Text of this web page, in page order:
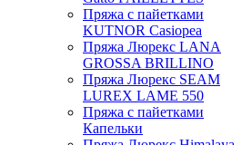
Пряжа с пайетками
KUTNOR Casiopea
Пряжа Люрекс LANA
GROSSA BRILLINO
Пряжа Люрекс SEAM
LUREX LAME 550
Пряжа с пайетками
Капельки